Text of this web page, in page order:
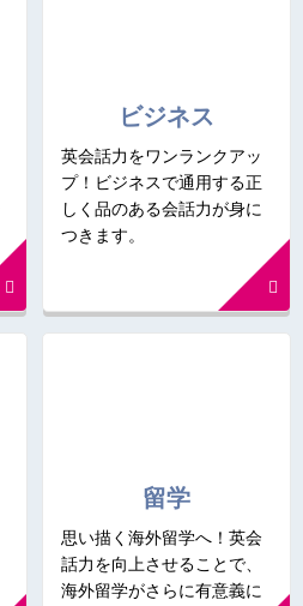
ビジネス
英会話力をワンランクアッ
プ！ビジネスで通用する正
しく品のある会話力が身に
つきます。
留学
思い描く海外留学へ！英会
話力を向上させることで、
海外留学がさらに有意義に